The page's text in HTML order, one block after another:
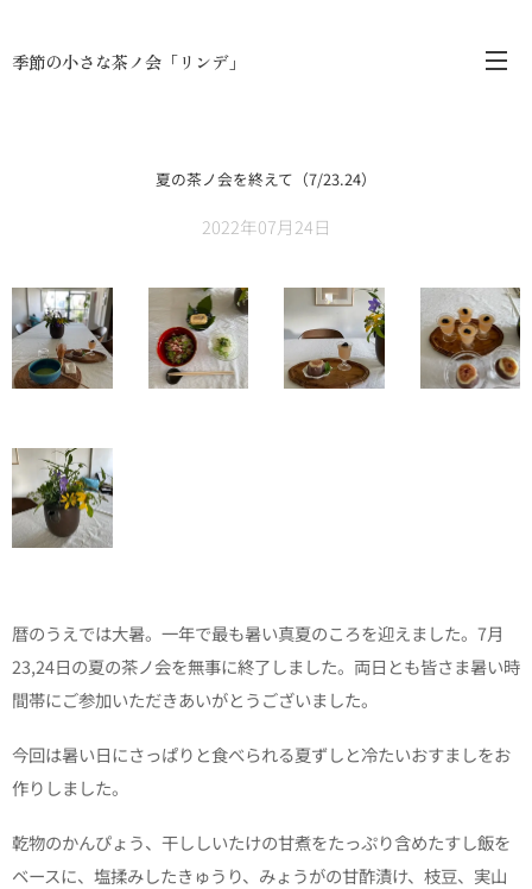
季節の小さな茶ノ会「リンデ」
夏の茶ノ会を終えて（7/23.24）
2022年07月24日
暦のうえでは大暑。一年で最も暑い真夏のころを迎えました。7月
23,24日の夏の茶ノ会を無事に終了しました。両日とも皆さま暑い時
間帯にご参加いただきあいがとうございました。
今回は暑い日にさっぱりと食べられる夏ずしと冷たいおすましをお
作りしました。
乾物のかんぴょう、干ししいたけの甘煮をたっぷり含めたすし飯を
ベースに、塩揉みしたきゅうり、みょうがの甘酢漬け、枝豆、実山